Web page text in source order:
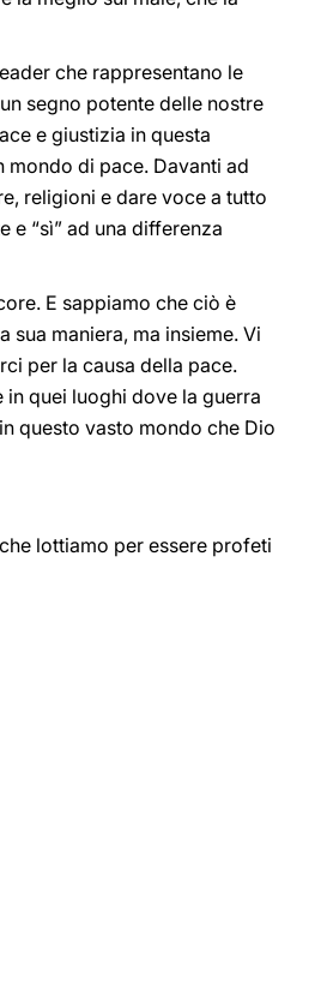
che rappresentano le
segno potente delle nostre
e giustizia in questa
di pace. Davanti ad
religioni e dare voce a tutto
e “sì” ad una differenza
E sappiamo che ciò è
maniera, ma insieme. Vi
per la causa della pace.
in quei luoghi dove la guerra
questo vasto mondo che Dio
lottiamo per essere profeti